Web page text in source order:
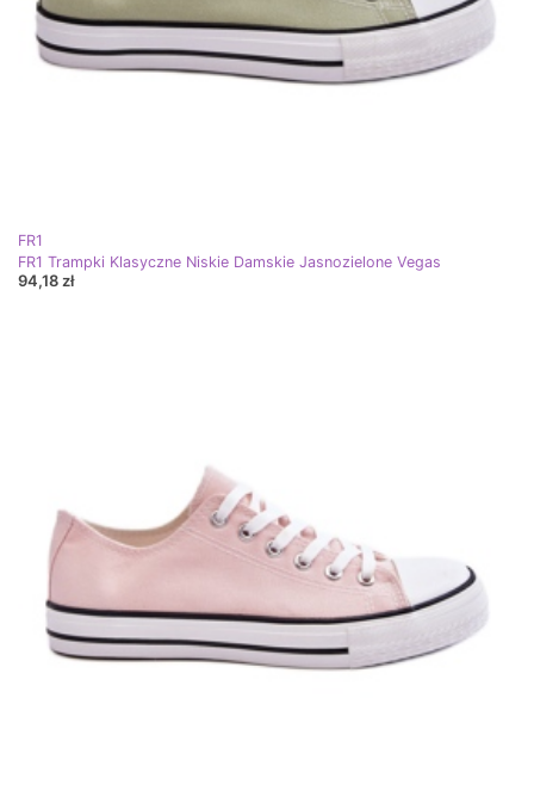
FR1
FR1 Trampki Klasyczne Niskie Damskie Jasnozielone Vegas
94,18 zł